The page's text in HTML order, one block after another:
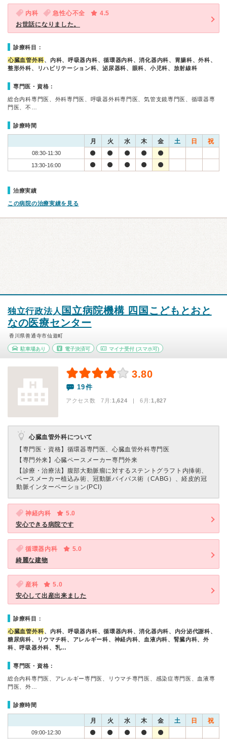
内科 急性心不全
4.5
お世話になりました。
診療科目：
心臓血管外科、内科、呼吸器内科、循環器内科、消化器内科、胃腸科、外科、
整形外科、リハビリテーション科、泌尿器科、眼科、小児科、放射線科
専門医・資格：
総合内科専門医、外科専門医、呼吸器外科専門医、気管支鏡専門医、循環器専
門医、不…
診療時間
月 火 水 木 金 土 日 祝
08:30-11:30
13:30-16:00
治療実績
この病院の治療実績を見る
独立行政法人 国立病院機構 四国こどもとおと
なの医療センター
香川県善通寺市仙遊町
駐車場あり 電子決済可 マイナ受付 (スマホ可)
3.80
19件
アクセス数 7月:1,624 | 6月:1,827
心臓血管外科について
【専門医・資格】 循環器専門医、心臓血管外科専門医
【専門外来】 心臓ペースメーカー専門外来
【診療・治療法】
腹部大動脈瘤に対するステントグラフト内挿術、
ペースメーカー植込み術、冠動脈バイパス術（CABG）、経皮的冠
動脈インターベーション(PCI)
神経内科
5.0
安心できる病院です
循環器内科
5.0
綺麗な建物
産科
5.0
安心して出産出来ました
診療科目：
心臓血管外科、内科、呼吸器内科、循環器内科、消化器内科、内分泌代謝科、
糖尿病科、リウマチ科、アレルギー科、神経内科、血液内科、腎臓内科、外
科、呼吸器外科、乳…
専門医・資格：
総合内科専門医、アレルギー専門医、リウマチ専門医、感染症専門医、血液専
門医、外…
診療時間
月 火 水 木 金 土 日 祝
09:00-12:30